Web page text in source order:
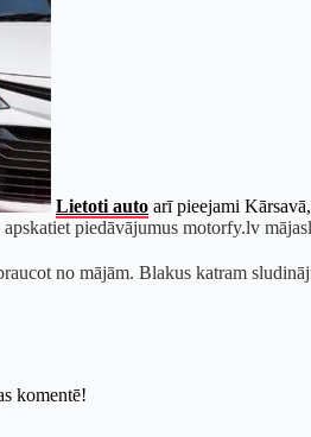
Lietoti auto arī pieejami
piedāvājumus motorfy.lv
no mājām. Blakus katram
komentē!